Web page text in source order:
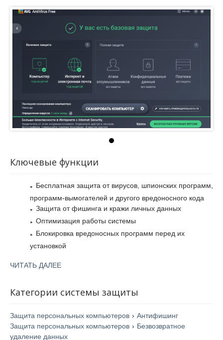
персональную информацию от несанкционированного
себе еще и другие компоненты. LinkScanner позволяет
проверить безопасность веб-страницы до ее загрузки и
оценить опасность сайтов при использовании поисковых
систем, включает в себя два модуля AVG Search-Shield и
AVG Surf-Shield. Resident Shield, который сканирует
вредоносного кода. Identity Protection предотвращает
появление вредоносного кода на компьютере,
данных . PC Analyzer оптимизирует работу системы,
безвозвратно удаляет файлы без возможности
программы, а Anti-Rootkit удаляет руткиты.
Ключевые функции
Бесплатная защита от вирусов, шпионских программ,
программ-вымогателей и другого вредоносного кода
Защита от фишинга и кражи личных данных
Оптимизация работы системы
Блокировка вредоносных программ перед их
установкой
ЧИТАТЬ ДАЛЕЕ
Категории системы защиты
Защита персональных компьютеров › Антифишинг
Защита персональных компьютеров › Безвозвратное
удаление данных